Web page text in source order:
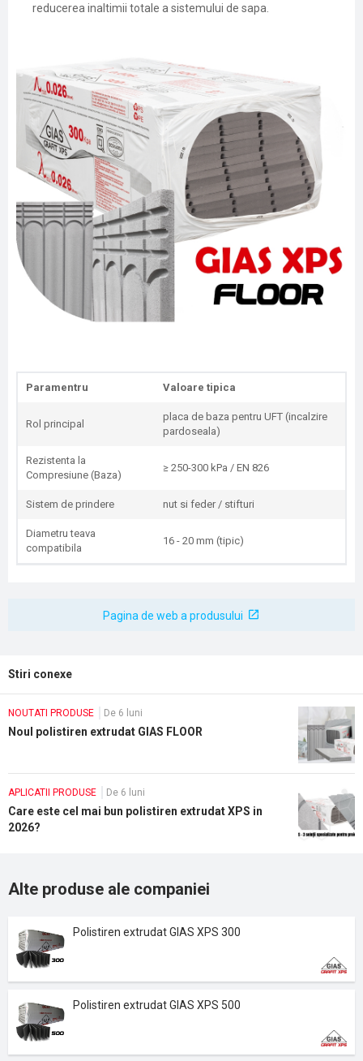
reducerea inaltimii totale a sistemului de sapa.
Paramentru Valoare tipica
Rol principal
placa de baza pentru UFT (incalzire
pardoseala)
Rezistenta la
Compresiune (Baza)
≥ 250-300 kPa / EN 826
Sistem de prindere nut si feder / stifturi
Diametru teava
compatibila
16 - 20 mm (tipic)
Pagina de web a produsului
Stiri conexe
NOUTATI PRODUSE De 6 luni
Noul polistiren extrudat GIAS FLOOR
APLICATII PRODUSE De 6 luni
Care este cel mai bun polistiren extrudat XPS in
2026?
Alte produse ale companiei
Polistiren extrudat GIAS XPS 300
Polistiren extrudat GIAS XPS 500